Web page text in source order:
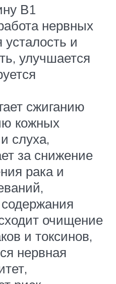
В1
нервных
усталость и
улучшается
сжиганию
кожных
слуха,
за снижение
рака и
очищение
и токсинов,
нервная